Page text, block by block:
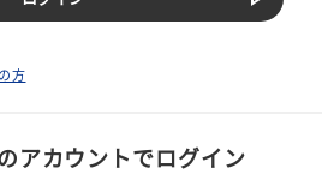
方
アカウントでログイン